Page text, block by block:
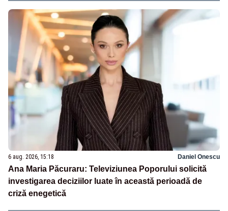
6 aug. 2026, 15:18 Daniel Onescu
Ana Maria Păcuraru: Televiziunea Poporului solicită
investigarea deciziilor luate în această perioadă de
criză enegetică